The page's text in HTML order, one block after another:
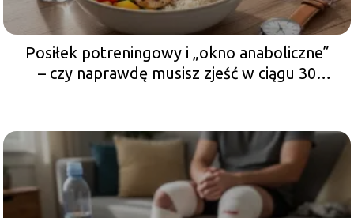
Posiłek potreningowy i „okno anaboliczne”
– czy naprawdę musisz zjeść w ciągu 30